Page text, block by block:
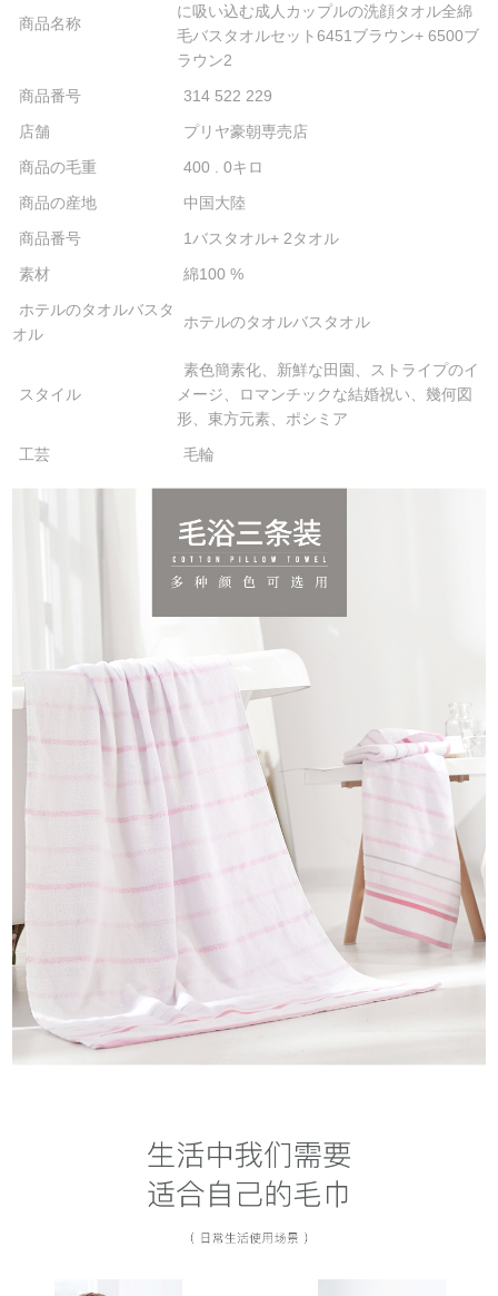
商品名称
に吸い込む成人カップルの洗顔タオル全綿
毛バスタオルセット6451ブラウン+ 6500ブ
ラウン2
商品番号
314 522 229
店舗
プリヤ豪朝専売店
商品の毛重
400 . 0キロ
商品の産地
中国大陸
商品番号
1バスタオル+ 2タオル
素材
綿100 %
ホテルのタオルバスタ
オル
ホテルのタオルバスタオル
スタイル
素色簡素化、新鮮な田園、ストライプのイ
メージ、ロマンチックな結婚祝い、幾何図
形、東方元素、ポシミア
工芸
毛輪